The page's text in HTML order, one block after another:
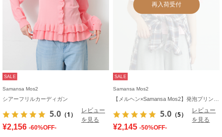
SALE
Samansa Mos2
シアーフリルカーディガン
5.0 （1）
レビュー
を見る
¥2,156 -60%OFF-
再入荷受付
SALE
Samansa Mos2
5.0 （5）
レビュー
を見る
¥2,145 -50%OFF-